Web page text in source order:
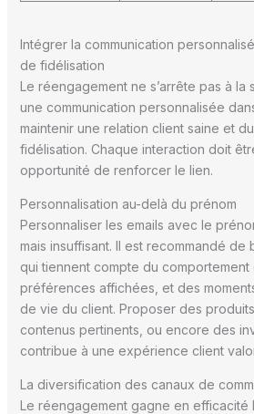
Intégrer la communication
de fidélisation
Le réengagement ne s’arrête pas à la
une communication personnalisée
maintenir une relation client saine et
fidélisation. Chaque interaction doit
opportunité de renforcer le lien.
Personnalisation au-delà du prénom
Personnaliser les emails avec le
mais insuffisant. Il est recommandé de
qui tiennent compte du comportement
préférences affichées, et des
de vie du client. Proposer des
contenus pertinents, ou encore des
contribue à une expérience client
La diversification des canaux de
Le réengagement gagne en efficacité